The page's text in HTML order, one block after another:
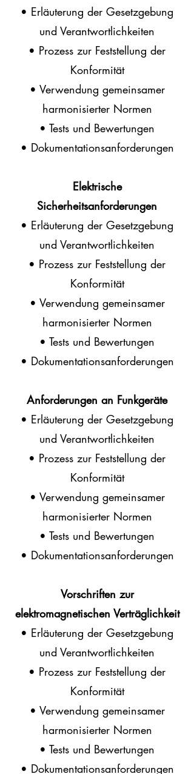
• Erläuterung der Gesetzgebung
und Verantwortlichkeiten
• Prozess zur Feststellung der
Konformität
• Verwendung gemeinsamer
harmonisierter Normen
• Tests und Bewertungen
• Dokumentationsanforderungen
Elektrische
Sicherheitsanforderungen
• Erläuterung der Gesetzgebung
und Verantwortlichkeiten
• Prozess zur Feststellung der
Konformität
• Verwendung gemeinsamer
harmonisierter Normen
• Tests und Bewertungen
• Dokumentationsanforderungen
Anforderungen an Funkgeräte
• Erläuterung der Gesetzgebung
und Verantwortlichkeiten
• Prozess zur Feststellung der
Konformität
• Verwendung gemeinsamer
harmonisierter Normen
• Tests und Bewertungen
• Dokumentationsanforderungen
Vorschriften zur
elektromagnetischen Verträglichkeit
• Erläuterung der Gesetzgebung
und Verantwortlichkeiten
• Prozess zur Feststellung der
Konformität
• Verwendung gemeinsamer
harmonisierter Normen
• Tests und Bewertungen
• Dokumentationsanforderungen